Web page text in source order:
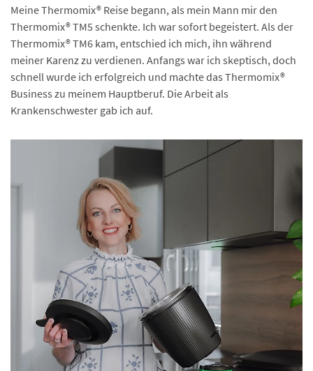
Meine Thermomix® Reise begann, als mein Mann mir den
Thermomix® TM5 schenkte. Ich war sofort begeistert. Als der
Thermomix® TM6 kam, entschied ich mich, ihn während
meiner Karenz zu verdienen. Anfangs war ich skeptisch, doch
schnell wurde ich erfolgreich und machte das Thermomix®
Business zu meinem Hauptberuf. Die Arbeit als
Krankenschwester gab ich auf.